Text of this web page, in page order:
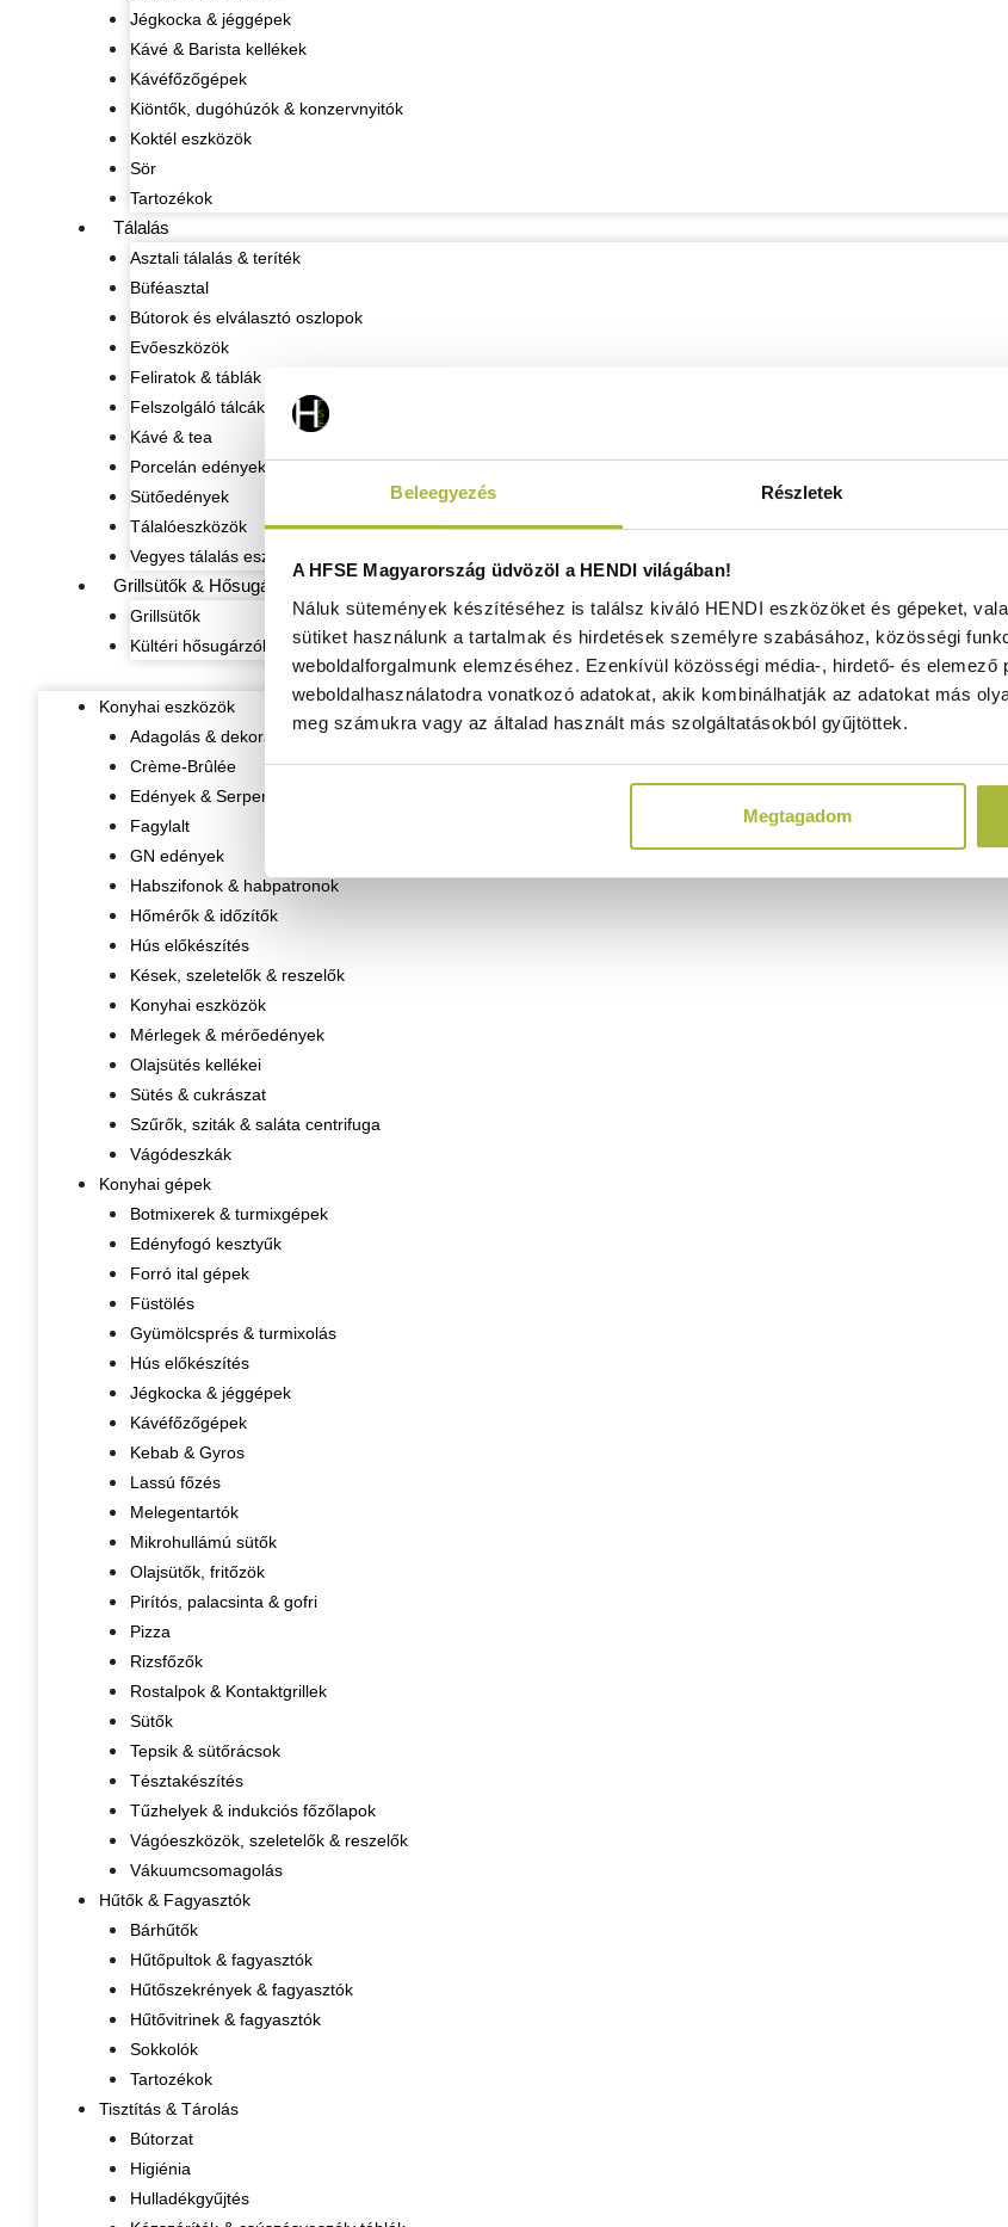
Beleegyezés Részletek
A HFSE Magyarország üdvözöl a HENDI világában!
Náluk sütemények készítéséhez is találsz kiváló HENDI eszközöket és gépeket,
sütiket használunk a tartalmak és hirdetések személyre szabásához, közösségi
weboldalforgalmunk elemzéséhez. Ezenkívül közösségi média-, hirdető- és elemező
weboldalhasználatodra vonatkozó adatokat, akik kombinálhatják az adatokat más
meg számukra vagy az általad használt más szolgáltatásokból gyűjtöttek.
Megtagadom
Jégkocka & jéggépek
Kávé & Barista kellékek
Kávéfőzőgépek
Kiöntők, dugóhúzók & konzervnyitók
Koktél eszközök
Sör
Tartozékok
Tálalás
Asztali tálalás & teríték
Büféasztal
Bútorok és elválasztó oszlopok
Evőeszközök
Feliratok & táblák
Felszolgáló tálcák
Kávé & tea
Porcelán edények
Sütőedények
Tálalóeszközök
Vegyes tálalás eszközök
Grillsütők & Hősugárzók
Grillsütők
Kültéri hősugárzók
Konyhai eszközök
Adagolás & dekorálás
Crème-Brûlée
Edények & Serpenyők
Fagylalt
GN edények
Habszifonok & habpatronok
Hőmérők & időzítők
Hús előkészítés
Kések, szeletelők & reszelők
Konyhai eszközök
Mérlegek & mérőedények
Olajsütés kellékei
Sütés & cukrászat
Szűrők, sziták & saláta centrifuga
Vágódeszkák
Konyhai gépek
Botmixerek & turmixgépek
Edényfogó kesztyűk
Forró ital gépek
Füstölés
Gyümölcsprés & turmixolás
Hús előkészítés
Jégkocka & jéggépek
Kávéfőzőgépek
Kebab & Gyros
Lassú főzés
Melegentartók
Mikrohullámú sütők
Olajsütők, fritőzök
Pirítós, palacsinta & gofri
Pizza
Rizsfőzők
Rostalpok & Kontaktgrillek
Sütők
Tepsik & sütőrácsok
Tésztakészítés
Tűzhelyek & indukciós főzőlapok
Vágóeszközök, szeletelők & reszelők
Vákuumcsomagolás
Hűtők & Fagyasztók
Bárhűtők
Hűtőpultok & fagyasztók
Hűtőszekrények & fagyasztók
Hűtővitrinek & fagyasztók
Sokkolók
Tartozékok
Tisztítás & Tárolás
Bútorzat
Higiénia
Hulladékgyűjtés